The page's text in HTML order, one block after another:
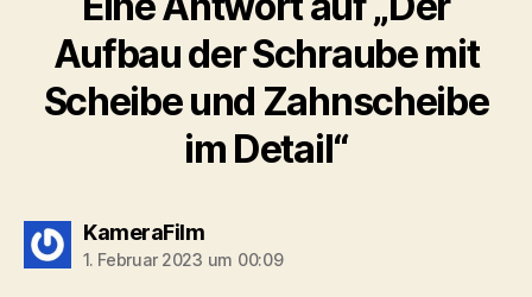
Aufbau der Schraube mit
Scheibe und Zahnscheibe
im Detail“
KameraFilmsagt:
1. Februar 2023 um 00:09